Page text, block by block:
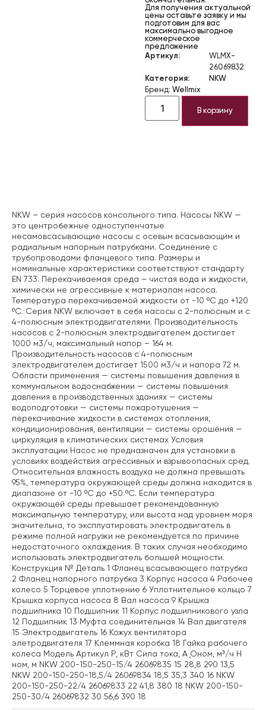
Для получения актуальной
цены оставьте заявку и мы
подготовим для вас
максимально выгодное
коммерческое
предложение
Артикул:
WLMX-
26069832
Категория:
NKW
Бренд: Wellmix
В корзину
NKW – серия насосов консольного типа. Насосы NKW —
это центробежные одноступенчатые
несамовсасывающие насосы с осевым всасывающим и
радиальным напорным патрубками. Соединение с
трубопроводами фланцевого типа. Размеры и
номинальные характеристики соответствуют стандарту
EN 733. Перекачиваемая среда – чистая вода и жидкости,
химически не агрессивные к материалам насоса.
Температура перекачиваемой жидкости от -10 ºС до +120
ºС. Серия NKW включает в себя насосы с 2-полюсным и с
4-полюсным электродвигателями. Производительность
насосов с 2-полюсным электродвигателем достигает
1000 м3/ч, максимальный напор – 164 м.
Производительность насосов с 4-полюсным
электродвигателем достигает 1500 м3/ч и напора 72 м.
Области применения — системы повышения давления в
коммунальном водоснабжении — системы повышения
давления в производственных зданиях — системы
водоподготовки — системы пожаротушения —
перекачивание жидкости в системах отопления,
кондиционирования, вентиляции — системы орошения —
циркуляция в климатических системах Условия
эксплуатации Насос не предназначен для установки в
условиях воздействия агрессивных и взрывоопасных сред.
Относительная влажность воздуха не должна превышать
95%, температура окружающей среды должна находится в
диапазоне от -10 ºС до +50 ºС. Если температура
окружающей среды превышает рекомендованную
максимальную температуру, или высота над уровнем моря
значительна, то эксплуатировать электродвигатель в
режиме полной нагрузки не рекомендуется по причине
недостаточного охлаждения. В таких случая необходимо
использовать электродвигатель большей мощности.
Конструкция № Деталь 1 Фланец всасывающего патрубка
2 Фланец напорного патрубка 3 Корпус насоса 4 Рабочее
колесо 5 Торцевое уплотнение 6 Уплотнительное кольцо 7
Крышка корпуса насоса 8 Вал насоса 9 Крышка
подшипника 10 Подшипник 11 Корпус подшипникового узла
12 Подшипник 13 Муфта соединительная 14 Вал двигателя
15 Электродвигатель 16 Кожух вентилятора
элетродвигателя 17 Клеммная коробка 18 Гайка рабочего
колеса Модель Артикул Р, кВт Сила тока, А Ǫном, м³/ч H
ном, м NKW 200-150-250-15/4 26069835 15 28,8 290 13,5
NKW 200-150-250-18,5/4 26069834 18,5 35,3 340 16 NKW
200-150-250-22/4 26069833 22 41,8 380 18 NKW 200-150-
250-30/4 26069832 30 56,6 390 18